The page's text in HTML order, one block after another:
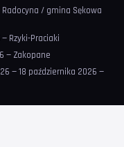
/ gmina Sękowa
Rzyki-Praciaki
— Zakopane
— 18 października 2026 —